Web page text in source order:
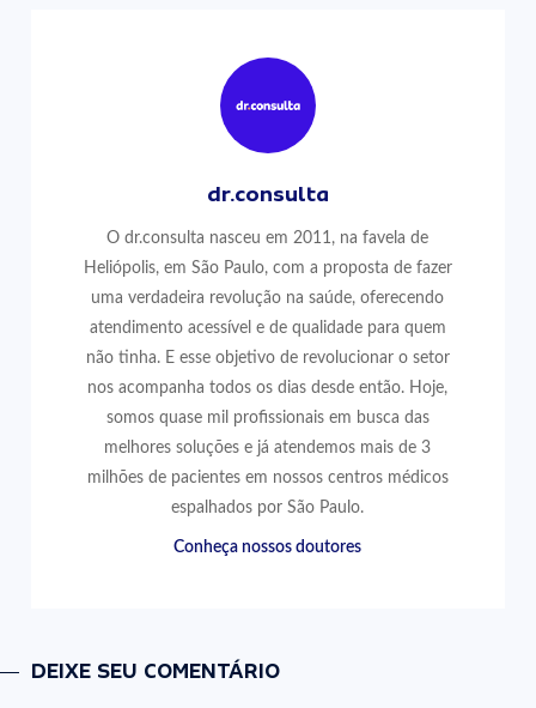
dr.consulta
O dr.consulta nasceu em 2011, na favela de
Heliópolis, em São Paulo, com a proposta de fazer
uma verdadeira revolução na saúde, oferecendo
atendimento acessível e de qualidade para quem
não tinha. E esse objetivo de revolucionar o setor
nos acompanha todos os dias desde então. Hoje,
somos quase mil profissionais em busca das
melhores soluções e já atendemos mais de 3
milhões de pacientes em nossos centros médicos
espalhados por São Paulo.
Conheça nossos doutores
DEIXE SEU COMENTÁRIO